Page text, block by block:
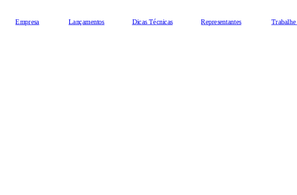
Empresa Lançamentos Dicas Técnicas Representantes Trabalhe